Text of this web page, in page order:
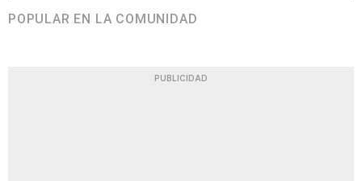
POPULAR EN LA COMUNIDAD
PUBLICIDAD